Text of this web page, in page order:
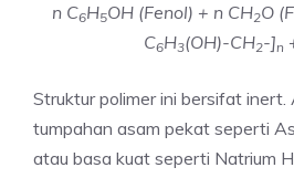
n C6H5OH (Fenol) + n CH2O
C6H3(OH)-CH2-]n
Struktur polimer ini bersifat
tumpahan asam pekat seperti
atau basa kuat seperti Natrium